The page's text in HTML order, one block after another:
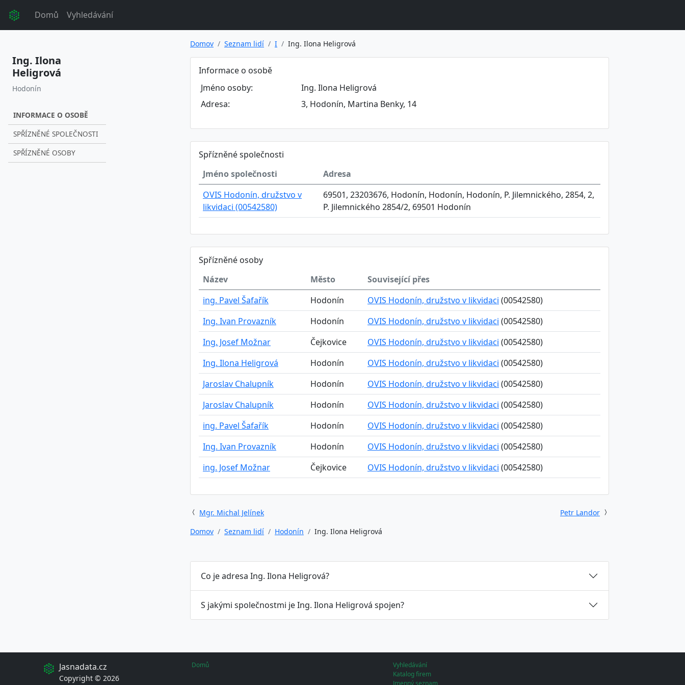
Domů Vyhledávání
Ing. Ilona
Heligrová
Hodonín
INFORMACE O OSOBĚ
SPŘÍZNĚNÉ SPOLEČNOSTI
SPŘÍZNĚNÉ OSOBY
Domov Seznam lidí I Ing. Ilona Heligrová
Informace o osobě
Jméno osoby:
Ing. Ilona Heligrová
Adresa:
3, Hodonín, Martina Benky, 14
Spřízněné společnosti
Jméno společnosti
Adresa
OVIS Hodonín, družstvo v
likvidaci (00542580)
69501, 23203676, Hodonín, Hodonín, Hodonín, P. Jilemnického, 2854, 2,
P. Jilemnického 2854/2, 69501 Hodonín
Spřízněné osoby
Název
Město
Související přes
ing. Pavel Šafařík
Hodonín OVIS Hodonín, družstvo v likvidaci (00542580)
Ing. Ivan Provazník
Hodonín OVIS Hodonín, družstvo v likvidaci (00542580)
Ing. Josef Možnar
Čejkovice OVIS Hodonín, družstvo v likvidaci (00542580)
Ing. Ilona Heligrová
Hodonín OVIS Hodonín, družstvo v likvidaci (00542580)
Jaroslav Chalupník
Hodonín OVIS Hodonín, družstvo v likvidaci (00542580)
Jaroslav Chalupník
Hodonín OVIS Hodonín, družstvo v likvidaci (00542580)
ing. Pavel Šafařík
Hodonín OVIS Hodonín, družstvo v likvidaci (00542580)
Ing. Ivan Provazník
Hodonín OVIS Hodonín, družstvo v likvidaci (00542580)
ing. Josef Možnar
Čejkovice OVIS Hodonín, družstvo v likvidaci (00542580)
Mgr. Michal Jelínek
Petr Landor
Domov
Seznam lidí Hodonín Ing. Ilona Heligrová
Co je adresa Ing. Ilona Heligrová?
S jakými společnostmi je Ing. Ilona Heligrová spojen?
Jasnadata.cz
Copyright © 2026
Domů
Vyhledávání
Katalog firem
Jmenný seznam